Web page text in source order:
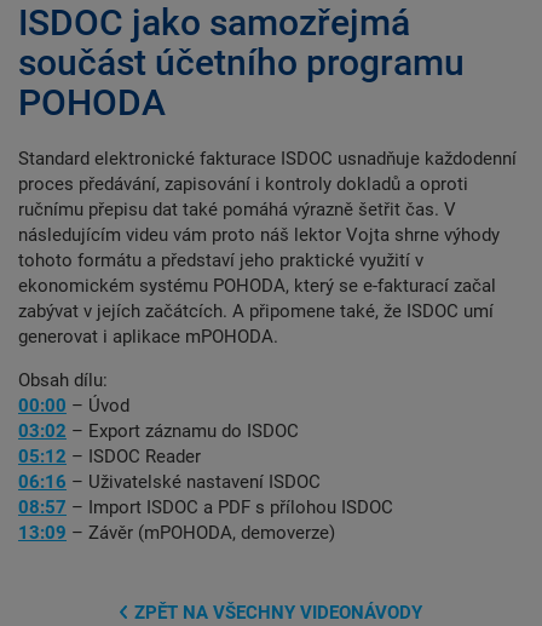
ISDOC jako samozřejmá
součást účetního programu
POHODA
Standard elektronické fakturace ISDOC usnadňuje každodenní
proces předávání, zapisování i kontroly dokladů a oproti
ručnímu přepisu dat také pomáhá výrazně šetřit čas. V
následujícím videu vám proto náš lektor Vojta shrne výhody
tohoto formátu a představí jeho praktické využití v
ekonomickém systému POHODA, který se e-fakturací začal
zabývat v jejích začátcích. A připomene také, že ISDOC umí
generovat i aplikace mPOHODA.
Obsah dílu:
00:00 – Úvod
03:02 – Export záznamu do ISDOC
05:12 – ISDOC Reader
06:16 – Uživatelské nastavení ISDOC
08:57 – Import ISDOC a PDF s přílohou ISDOC
13:09 – Závěr (mPOHODA, demoverze)
ZPĚT NA VŠECHNY VIDEONÁVODY